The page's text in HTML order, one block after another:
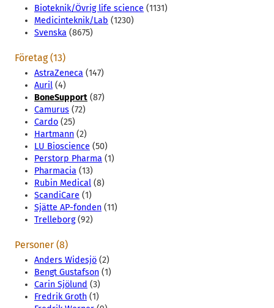
Bioteknik/Övrig life science (1131)
Medicinteknik/Lab (1230)
Svenska (8675)
Företag (13)
AstraZeneca (147)
Auril (4)
BoneSupport (87)
Camurus (72)
Cardo (25)
Hartmann (2)
LU Bioscience (50)
Perstorp Pharma (1)
Pharmacia (13)
Rubin Medical (8)
ScandiCare (1)
Sjätte AP-fonden (11)
Trelleborg(92)
Personer (8)
Anders Widesjö (2)
Bengt Gustafson (1)
Carin Sjölund (3)
Fredrik Groth (1)